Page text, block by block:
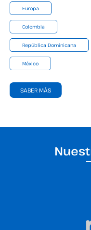
Europa
Colombia
República Dominicana
México
SABER MÁS